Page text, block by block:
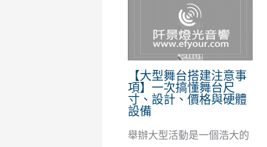
【大型舞台搭建注意事
項】一次搞懂舞台尺
寸、設計、價格與硬體
設備
舉辦大型活動是一個浩大的